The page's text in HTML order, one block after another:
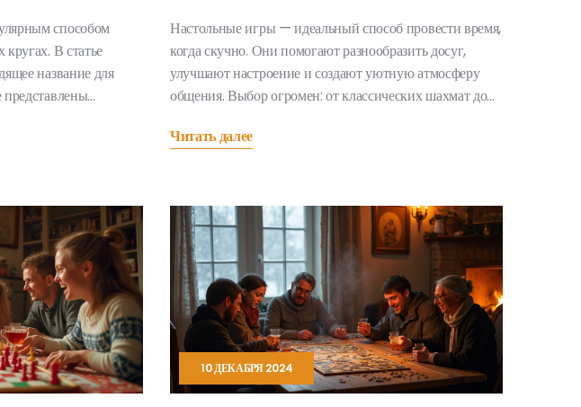
способом
В статье
название для
проекта.
успешного
также
Настольные игры — идеальный способ провести время,
когда скучно. Они помогают разнообразить досуг,
улучшают настроение и создают уютную атмосферу
общения. Выбор огромен: от классических шахмат до
интересными вариантами игр и дадим полезные советы
Читать далее
10 ДЕКАБРЯ 2024